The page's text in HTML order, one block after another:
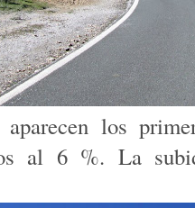
los
al 6 %. La